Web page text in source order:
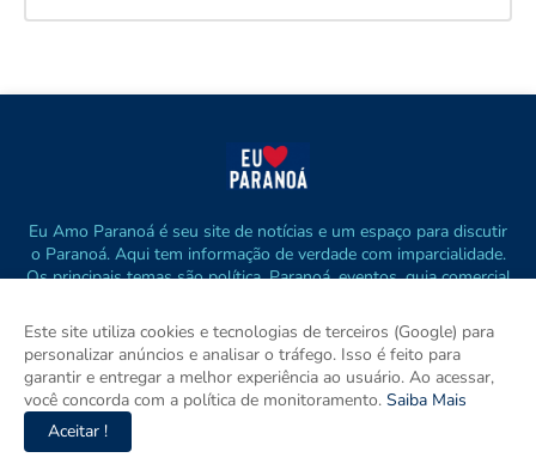
Eu Amo Paranoá é seu site de notícias e um espaço para discutir
o Paranoá. Aqui tem informação de verdade com imparcialidade.
Os principais temas são política, Paranoá, eventos, guia comercial
Este site utiliza cookies e tecnologias de terceiros (Google) para
personalizar anúncios e analisar o tráfego. Isso é feito para
garantir e entregar a melhor experiência ao usuário. Ao acessar,
você concorda com a política de monitoramento. Saiba Mais
Aceitar !